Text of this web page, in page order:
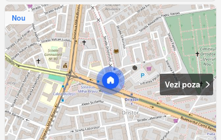
Nou
Vezi poza